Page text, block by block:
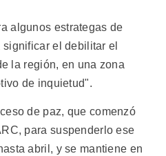
algunos estrategas de
el debilitar el
la región, en una zona
de inquietud".
de paz, que comenzó
para suspenderlo ese
abril, y se mantiene en